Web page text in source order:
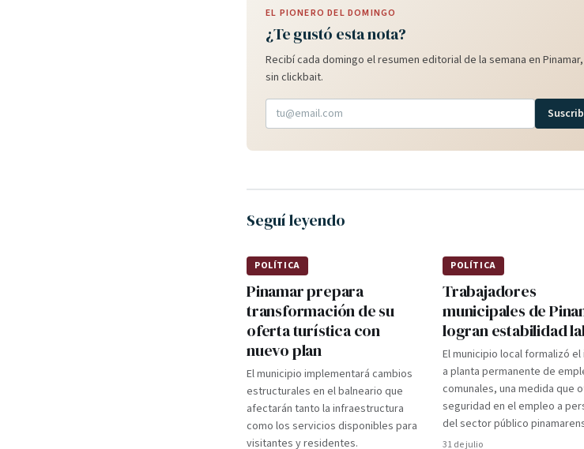
EL PIONERO DEL DOMINGO
¿Te gustó esta nota?
Recibí cada domingo el resumen editorial de la semana en
sin clickbait.
Seguí leyendo
POLÍTICA
Pinamar prepara
transformación de su
oferta turística con
nuevo plan
El municipio implementará cambios
estructurales en el balneario que
afectarán tanto la infraestructura
como los servicios disponibles para
visitantes y residentes.
POLÍTICA
Trabajadores
municipales de
logran estabilidad
El municipio local formalizó
a planta permanente de
comunales, una medida que
seguridad en el empleo a
del sector público
31 de julio